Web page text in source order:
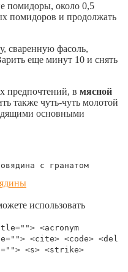
помидоры, около 0,5
помидоров и продолжать
сваренную фасоль,
еще минут 10 и снять
предпочтений, в мясной
также чуть-чуть молотой
основными
с гранатом
использовать
<acronym
<cite> <code> <del
<s> <strike>